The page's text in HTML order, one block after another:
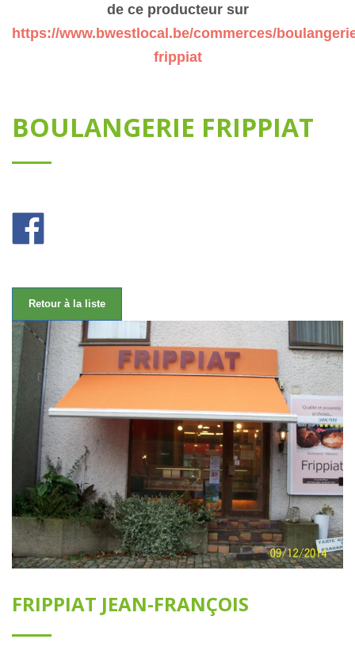
de ce producteur sur
https://www.bwestlocal.be/commerces/
frippiat
BOULANGERIE FRIPPIAT
Retour à la liste
FRIPPIAT JEAN-FRANÇOIS